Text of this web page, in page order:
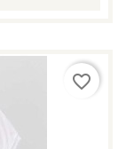
favorite_border